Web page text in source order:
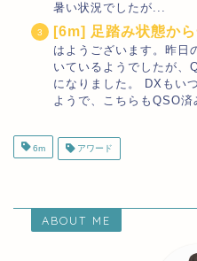
暑い状況でしたが...
[6m] 足踏み状態か
はようございます。昨日
いているようでしたが、
になりました。 DXもい
ようで、こちらもQSO
6m アワード
ABOUT ME